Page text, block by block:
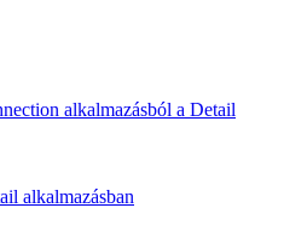
alkalmazásból a Detail
alkalmazásban